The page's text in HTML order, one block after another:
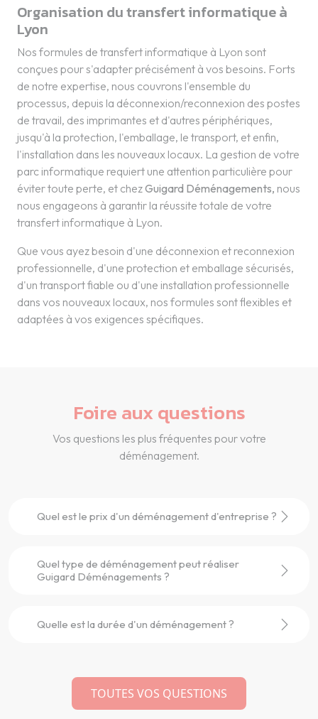
Organisation du transfert informatique à
Lyon
Nos formules de transfert informatique à Lyon sont
conçues pour s'adapter précisément à vos besoins. Forts
de notre expertise, nous couvrons l'ensemble du
processus, depuis la déconnexion/reconnexion des postes
de travail, des imprimantes et d'autres périphériques,
jusqu'à la protection, l'emballage, le transport, et enfin,
l'installation dans les nouveaux locaux. La gestion de votre
parc informatique requiert une attention particulière pour
éviter toute perte, et chezGuigard Déménagements, nous
nous engageons à garantir la réussite totale de votre
transfert informatique à Lyon.
Que vous ayez besoin d'une déconnexion et reconnexion
professionnelle, d'une protection et emballage sécurisés,
d'un transport fiable ou d'une installation professionnelle
dans vos nouveaux locaux, nos formules sont flexibles et
adaptées à vos exigences spécifiques.
Foire aux questions
Vos questions les plus fréquentes pour votre
déménagement.
Quel est le prix d'un déménagement d'entreprise ?
Quel type de déménagement peut réaliser
Guigard Déménagements ?
Quelle est la durée d'un déménagement ?
TOUTES VOS QUESTIONS